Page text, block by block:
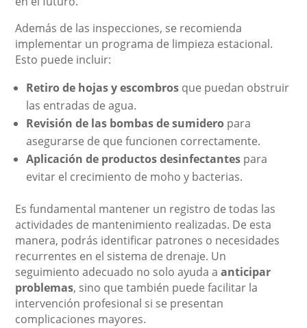
Además de las inspecciones, se recomienda
implementar un programa de limpieza estacional.
Esto puede incluir:
Retiro de hojas y escombros que puedan obstruir
las entradas de agua.
Revisión de las bombas de sumidero para
asegurarse de que funcionen correctamente.
Aplicación de productos desinfectantes para
evitar el crecimiento de moho y bacterias.
Es fundamental mantener un registro de todas las
actividades de mantenimiento realizadas. De esta
manera, podrás identificar patrones o necesidades
recurrentes en el sistema de drenaje. Un
seguimiento adecuado no solo ayuda aanticipar
problemas, sino que también puede facilitar la
intervención profesional si se presentan
complicaciones mayores.